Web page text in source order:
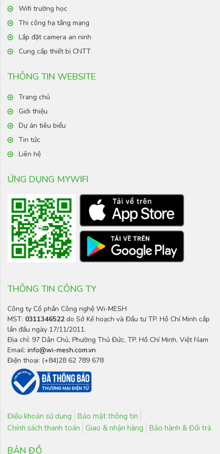
Wifi trường học
Thi công hạ tầng mạng
Lắp đặt camera an ninh
Cung cấp thiết bị CNTT
THÔNG TIN WEBSITE
Trang chủ
Giới thiệu
Dự án tiêu biểu
Tin tức
Liên hệ
ỨNG DỤNG MYWIFI
THÔNG TIN CÔNG TY
Công ty Cổ phần Công nghệ Wi-MESH
MST: 0311346522do Sở Kế hoạch và Đầu tư TP. Hồ Chí Minh cấp
lần đầu ngày 17/11/2011.
Địa chỉ: 97 Dân Chủ, Phường Thủ Đức, TP. Hồ Chí Minh, Việt Nam
Email: info@wi-mesh.com.vn
Điện thoại: (+84)28 62 789 678
Điều khoản sử dụng
Bảo mật thông tin
Chính sách thanh toán Giao & nhận hàng Bảo hành & Đổi trả
BẢN ĐỒ